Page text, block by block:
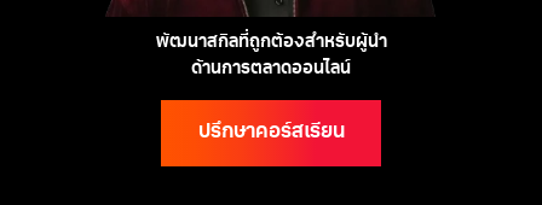
พัฒนาสกิลที่ถูกต้องสำหรับผู้นำ
ด้านการตลาดออนไลน์
ปรึกษาคอร์สเรียน